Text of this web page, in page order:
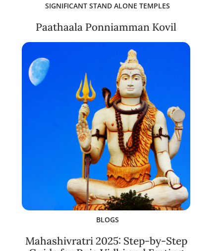
SIGNIFICANT STAND ALONE TEMPLES
Paathaala Ponniamman Kovil
BLOGS
Mahashivratri 2025: Step-by-Step